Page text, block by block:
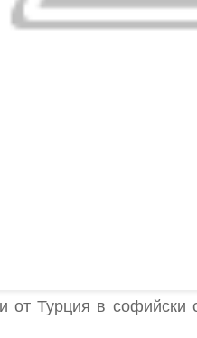
от Турция в